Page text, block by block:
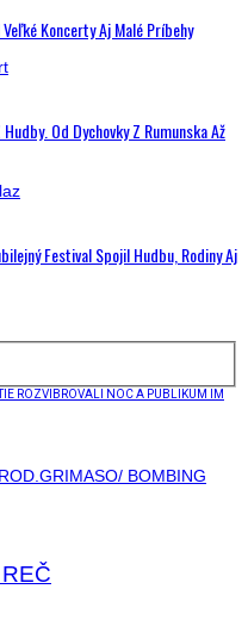
Koncerty Aj Malé Príbehy
Od Dychovky Z Rumunska Až
Festival Spojil Hudbu, Rodiny Aj
ROZVIBROVALI NOC A PUBLIKUM IM